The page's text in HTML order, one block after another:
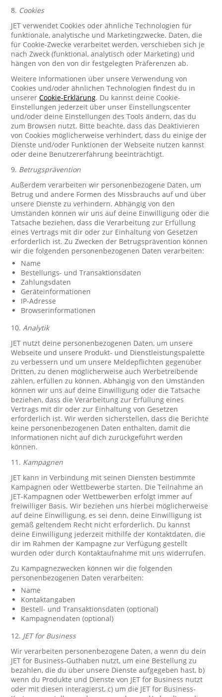
8. Cookies
JET verwendet Cookies oder ähnliche Technologien für
funktionale, analytische und Marketingzwecke. Daten, die
für Cookie-Zwecke verarbeitet werden, verschieben sich je
nach Zweck (funktional, analytisch oder Marketing) und
hängen von den von dir festgelegten Präferenzen ab.
Weitere Informationen über unsere Verwendung von
Cookies und/oder ähnlichen Technologien findest du in
unsererCookie-Erklärung. Du kannst deine Cookie-
Einstellungen jederzeit über unser Einstellungscenter
und/oder deine Einstellungen des Tools ändern, das du
zum Browsen nutzt. Bitte beachte, dass das Deaktivieren
von Cookies möglicherweise verhindert, dass du einige der
Dienste und/oder Funktionen der Webseite nutzen kannst
oder deine Benutzererfahrung beeinträchtigt.
9. Betrugsprävention
Außerdem verarbeiten wir personenbezogene Daten, um
Betrug und andere Formen des Missbrauchs auf und über
unsere Dienste zu verhindern. Abhängig von den
Umständen können wir uns auf deine Einwilligung oder die
Tatsache beziehen, dass die Verarbeitung zur Erfüllung
eines Vertrags mit dir oder zur Einhaltung von Gesetzen
erforderlich ist. Zu Zwecken der Betrugsprävention können
wir die folgenden personenbezogenen Daten verarbeiten:
Name
Bestellungs- und Transaktionsdaten
Zahlungsdaten
Geräteinformationen
IP-Adresse
Browserinformationen
10.Analytik
JET nutzt deine personenbezogenen Daten, um unsere
Webseite und unsere Produkt- und Dienstleistungspalette
zu verbessern und um unsere Meldepflichten gegenüber
Dritten, zu denen möglicherweise auch Werbetreibende
zählen, erfüllen zu können. Abhängig von den Umständen
können wir uns auf deine Einwilligung oder die Tatsache
beziehen, dass die Verarbeitung zur Erfüllung eines
Vertrags mit dir oder zur Einhaltung von Gesetzen
erforderlich ist. Wir werden sicherstellen, dass die Berichte
keine personenbezogenen Daten enthalten, damit die
Informationen nicht auf dich zurückgeführt werden
können.
11. Kampagnen
JET kann in Verbindung mit seinen Diensten bestimmte
Kampagnen oder Wettbewerbe starten. Die Teilnahme an
JET-Kampagnen oder Wettbewerben erfolgt immer auf
freiwilliger Basis. Wir beziehen uns hierbei möglicherweise
auf deine Einwilligung, es sei denn, deine Einwilligung ist
gemäß geltendem Recht nicht erforderlich. Du kannst
deine Einwilligung jederzeit mithilfe der Kontaktdaten, die
dir im Rahmen der Kampagne zur Verfügung gestellt
wurden oder durch Kontaktaufnahme mit uns widerrufen.
Zu Kampagnezwecken können wir die folgenden
personenbezogenen Daten verarbeiten:
Name
Kontaktangaben
Bestell- und Transaktionsdaten (optional)
Kampagnendaten (optional)
12. JET for Business
Wir verarbeiten personenbezogene Daten, a wenn du dein
JET for Business-Guthaben nutzt, um eine Bestellung zu
bezahlen, die du über unsere Dienste aufgegeben hast, b)
wenn du Produkte und Dienste von JET for Business nutzt
oder mit diesen interagierst, c) um die JET for Business-